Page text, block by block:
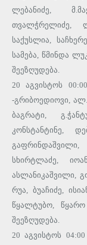
ლებანიძე,
თვალჭრელიძე,
საქუსლია,
სამება, წმინდა
შეეზღუდება.
20 აგვისტოს
-გრიბოედიოვი,
ბაგრატი,
კონსტანტინე,
გაფრინდაშვილი,
სხირტლაძე,
ასლანიკაშვილი,
რუა, ბუაჩიძე,
წყალტუბო, წყარო
შეეზღუდება.
20 აგვისტოს